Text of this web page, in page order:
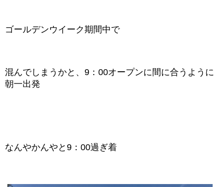
ゴールデンウイーク期間中で
混んでしまうかと、9：00オープンに間に合うように
朝一出発
なんやかんやと9：00過ぎ着